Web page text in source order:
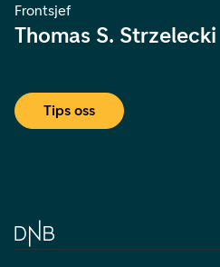
Frontsjef
Thomas S. Strzelecki
Tips oss